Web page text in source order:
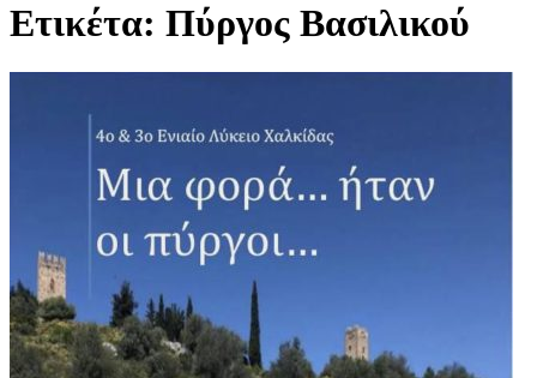
Ετικέτα: Πύργος Βασιλικού